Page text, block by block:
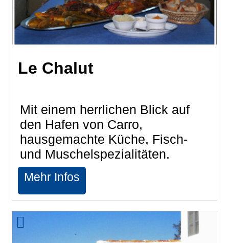
Le Chalut
Mit einem herrlichen Blick auf
den Hafen von Carro,
hausgemachte Küche, Fisch-
und Muschelspezialitäten.
Mehr Infos